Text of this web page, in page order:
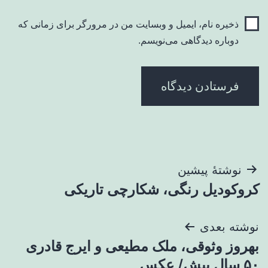
ذخیره نام، ایمیل و وبسایت من در مرورگر برای زمانی که
دوباره دیدگاهی می‌نویسم.
راهبری
نوشته
نوشتهٔ پیشین
کروکودیل رنگی، شکارچی تاریکی
نوشته بعدی
بهروز وثوقی، ملک مطیعی و ایرج قادری
۵۰ سال پیش/ عکس